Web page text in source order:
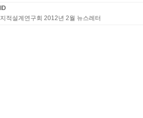
ID
지적설계연구회 2012년 2월 뉴스레터